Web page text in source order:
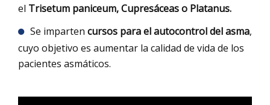
el Trisetum paniceum, Cupresáceas o Platanus.
Se imparten cursos para el autocontrol del asma,
cuyo objetivo es aumentar la calidad de vida de los
pacientes asmáticos.